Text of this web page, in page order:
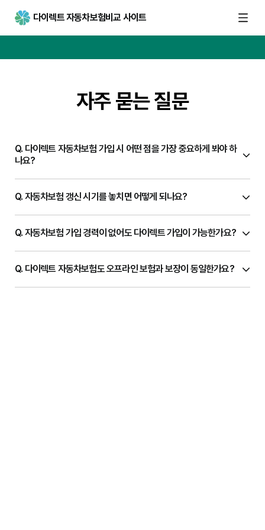
다이렉트 자동차보험비교 사이트
자주 묻는 질문
Q. 다이렉트 자동차보험 가입 시 어떤 점을 가장 중요하게 봐야 하
나요?
Q. 자동차보험 갱신 시기를 놓치면 어떻게 되나요?
Q. 자동차보험 가입 경력이 없어도 다이렉트 가입이 가능한가요?
Q. 다이렉트 자동차보험도 오프라인 보험과 보장이 동일한가요?